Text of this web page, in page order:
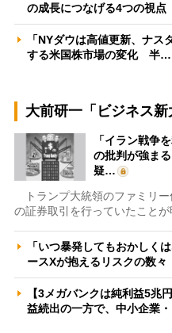
の成長につなげる4つの視
「NYダウは高値更新、ナ
する米国株市場の変化 半…
大前研一「ビジネス
「イラン戦争
の批判が強ま
疑…
トランプ大統領のファミリ
の証券取引を行っていたこと
「いつ暴発してもおかしく
ースXが抱えるリスクの数
【3メガバンクは純利益5兆
益続出の一方で、中小企業